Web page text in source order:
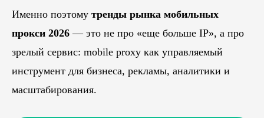
Именно поэтому тренды рынка мобильных
прокси 2026 — это не про «еще больше IP», а про
зрелый сервис: mobile proxy как управляемый
инструмент для бизнеса, рекламы, аналитики и
масштабирования.